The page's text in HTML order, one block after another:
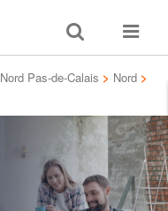
Toggle
search
Toggle
Nord Pas-de-Calais > Nord >